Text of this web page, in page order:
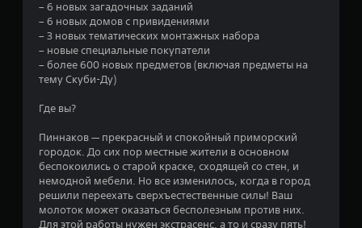
4
з
я
т
– 6 новых загадочных заданий
– 6 новых домов с привидениями
– 3 новых тематических монтажных набора
– новые специальные покупатели
– более 600 новых предметов (включая предметы на
тему Скуби-Ду)
Где вы?
Пиннаков — прекрасный и спокойный приморский
городок. До сих пор местные жители в основном
беспокоились о старой краске, сходящей со стен, и
немодной мебели. Но все изменилось, когда в город
решили переехать сверхъестественные силы! Ваш
молоток может оказаться бесполезным против них.
Для этой работы нужен экстрасенс, а то и сразу пять!